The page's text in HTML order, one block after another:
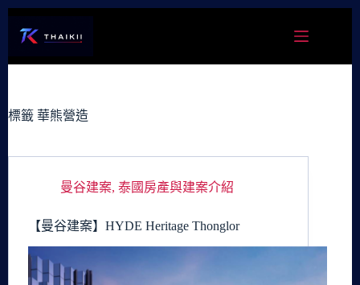
容
標籤 華熊營造
曼谷建案, 泰國房產與建案介紹
【曼谷建案】HYDE Heritage Thonglor